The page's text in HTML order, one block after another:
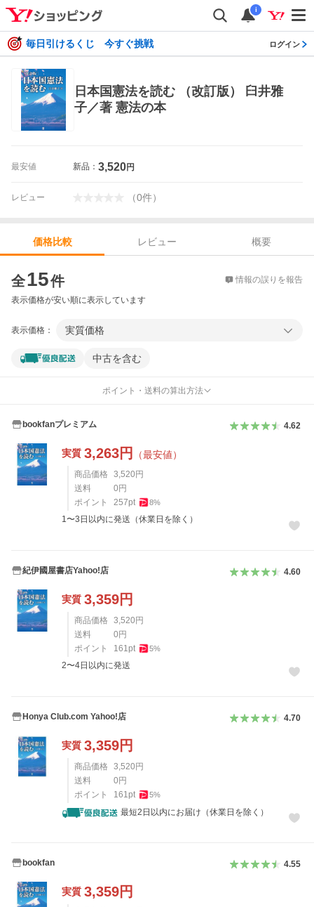
i
毎日引けるくじ 今すぐ挑戦 ログイン
日本国憲法を読む （改訂版） 臼井雅
子／著 憲法の本
最安値 新品： 3,520円
レビュー （0件）
価格比較 レビュー
概要
全15件 情報の誤りを報告
表示価格が安い順に表示しています
表示価格： 実質価格
中古を含む
ポイント・送料の算出方法
bookfanプレミアム 4.62
実質 3,263円 （最安値）
商品価格 3,520 円
送料
0 円
ポイント
257pt 8%
1〜3日以内に発送（休業日を除く）
紀伊國屋書店Yahoo!店 4.60
実質 3,359円
商品価格 3,520 円
送料
0 円
ポイント
161pt 5%
2〜4日以内に発送
Honya Club.com Yahoo!店 4.70
実質 3,359円
商品価格 3,520 円
送料
0 円
ポイント
161pt 5%
最短2日以内にお届け（休業日を除く）
bookfan 4.55
実質 3,359円